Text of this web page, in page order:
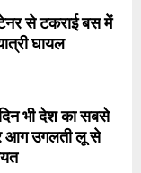
से टकराई बस में
घायल
दिन भी देश का सबसे
आग उगलती लू से